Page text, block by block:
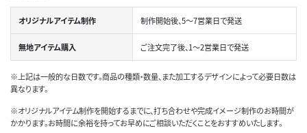
オリジナルアイテム制作 制作開始後、5～7営業日で発送
無地アイテム購入 ご注文完了後、1～2営業日で発送
※上記は一般的な日数です。商品の種類・数量、また加工するデザインによって必要日数は
異なります。
※オリジナルアイテム制作を開始するまでに、打ち合わせや完成イメージ制作のお時間が
かかります。お時間に余裕を持ってお早めにご相談いただくことをおすすめいたします。